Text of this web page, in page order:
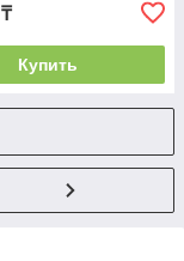
₸
Купить